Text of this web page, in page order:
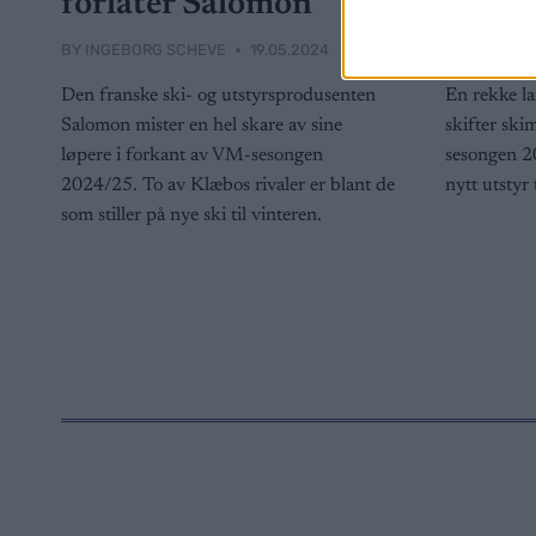
BY INGEBORG SCHEVE 19.05.2024
Den franske ski- og utstyrsprodusenten
Salomon mister en hel skare av sine
løpere i forkant av VM-sesongen
2024/25. To av Klæbos rivaler er blant de
som stiller på nye ski til vinteren.
En rekke
skifter
sesongen
nytt utstyr